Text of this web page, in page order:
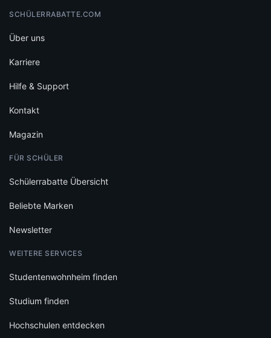
SCHÜLERRABATTE.COM
Über uns
Karriere
Hilfe & Support
Kontakt
Magazin
FÜR SCHÜLER
Schülerrabatte Übersicht
Beliebte Marken
Newsletter
WEITERE SERVICES
Studentenwohnheim finden
Studium finden
Hochschulen entdecken